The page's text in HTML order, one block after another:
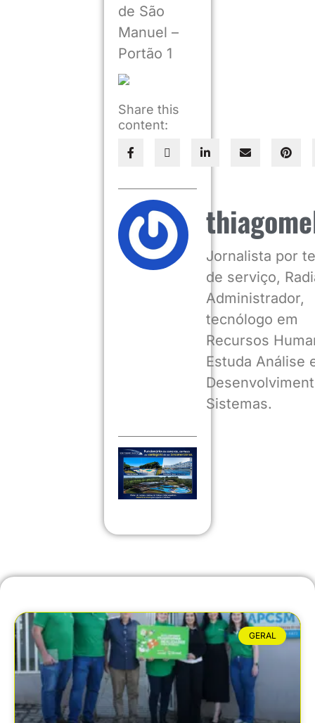
de São
Manuel –
Portão 1
Share this
content:
Jornalista por
de serviço,
Administrador,
tecnólogo em
Recursos
Estuda Análise
Sistemas.
GERAL